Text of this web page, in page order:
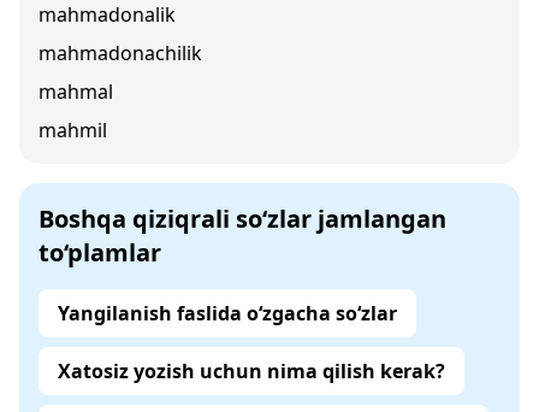
mahmadonalik
mahmadonachilik
mahmal
mahmil
Boshqa qiziqrali so‘zlar jamlangan
to‘plamlar
Yangilanish faslida o‘zgacha so‘zlar
Xatosiz yozish uchun nima qilish kerak?